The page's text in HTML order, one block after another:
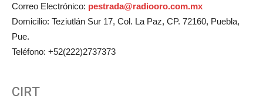
Correo Electrónico: pestrada@radiooro.com.mx
Domicilio: Teziutlán Sur 17, Col. La Paz, CP. 72160, Puebla,
Pue.
Teléfono: +52(222)2737373
CIRT